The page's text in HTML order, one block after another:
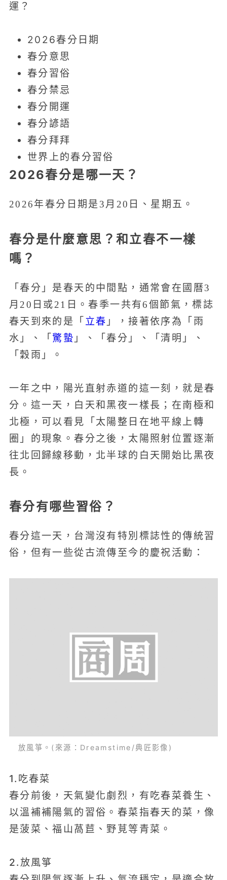
運？
2026春分日期
春分意思
春分習俗
春分禁忌
春分開運
春分諺語
春分拜拜
世界上的春分習俗
2026春分是哪一天？
2026年春分日期是3月20日、星期五。
春分是什麼意思？和立春不一樣
嗎？
「春分」是春天的中間點，通常會在國曆3
月20日或21日。春季一共有6個節氣，標誌
春天到來的是「 立春 」，接著依序為「雨
水」、「 驚蟄 」、「春分」、「清明」、
「穀雨」。
一年之中，陽光直射赤道的這一刻，就是春
分。這一天，白天和黑夜一樣長；在南極和
北極，可以看見「太陽整日在地平線上轉
圈」的現象。春分之後，太陽照射位置逐漸
往北回歸線移動，北半球的白天開始比黑夜
長。
春分有哪些習俗？
春分這一天，台灣沒有特別標誌性的傳統習
俗，但有一些從古流傳至今的慶祝活動：
放風箏。(來源：Dreamstime/典匠影像)
1.吃春菜
春分前後，天氣變化劇烈，有吃春菜養生、
以溫補補陽氣的習俗。春菜指春天的菜，像
是菠菜、福山萵苣、野莧等青菜。
2.放風箏